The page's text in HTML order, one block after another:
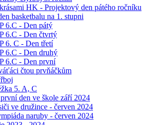
HK - Projektový den pátého ročníku
basketbalu na 1. stupni
6.C - Den pátý
6.C - Den čtvrtý
6. C - Den třetí
6.C - Den druhý
6.C - Den první
čtou prvňáčkům
5. A, C
den ve škole září 2024
ve družince - červen 2024
naruby - červen 2024